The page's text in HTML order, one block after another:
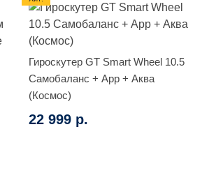
Гироскутер GT Smart Wheel 10.5
Самобаланс + App + Аква
(Космос)
22 999 р.